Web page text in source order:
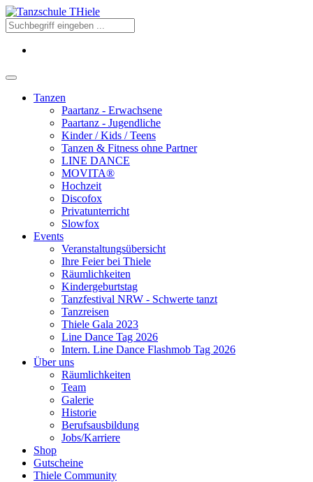
Tanzen
Paartanz - Erwachsene
Paartanz - Jugendliche
Kinder / Kids / Teens
Tanzen & Fitness ohne Partner
LINE DANCE
MOVITA®
Hochzeit
Discofox
Privatunterricht
Slowfox
Events
Veranstaltungsübersicht
Ihre Feier bei Thiele
Räumlichkeiten
Kindergeburtstag
Tanzfestival NRW - Schwerte tanzt
Tanzreisen
Thiele Gala 2023
Line Dance Tag 2026
Intern. Line Dance Flashmob Tag 2026
Über uns
Räumlichkeiten
Team
Galerie
Historie
Berufsausbildung
Jobs/Karriere
Shop
Gutscheine
Thiele Community